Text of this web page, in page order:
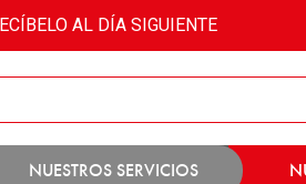
AL DÍA SIGUIENTE
NUESTROS SERVICIOS